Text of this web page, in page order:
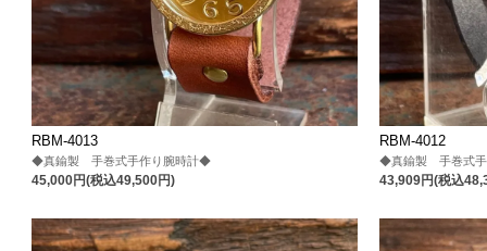
RBM-4013
◆真鍮製 手巻式手作り腕時計◆
45,000円(税込49,500円)
RBM-4012
◆真鍮製 手巻式
43,909円(税込